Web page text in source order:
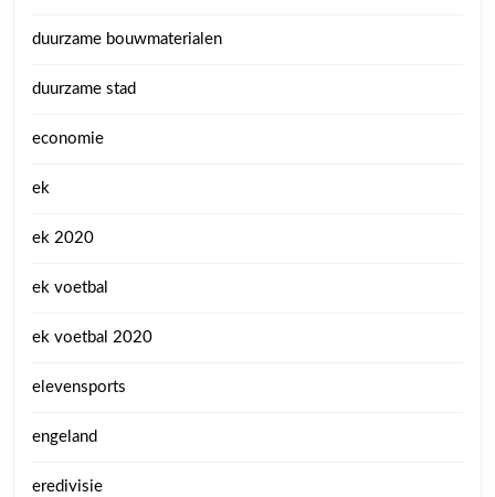
duurzame bouwmaterialen
duurzame stad
economie
ek
ek 2020
ek voetbal
ek voetbal 2020
elevensports
engeland
eredivisie